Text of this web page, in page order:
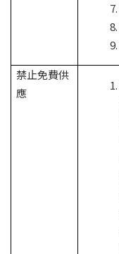
禁止免費供
應